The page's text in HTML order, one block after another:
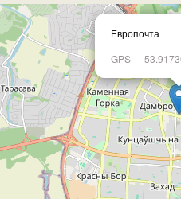
Европочта
GPS